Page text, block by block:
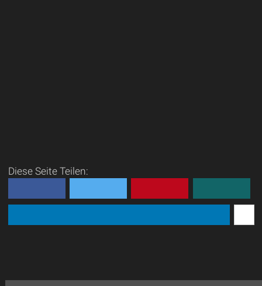
Diese Seite Teilen: